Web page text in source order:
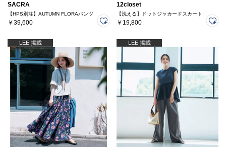
SACRA
【HPS別注】AUTUMN FLORAパンツ
￥39,600
12closet
【洗える】ドットジャカードスカート
￥19,800
LEE 掲載 LEE 掲載